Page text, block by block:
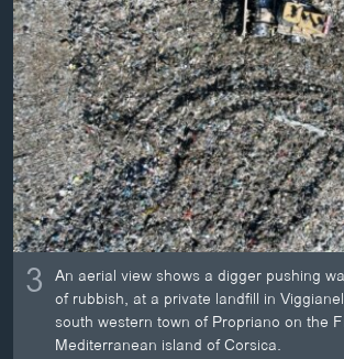
3 An aerial view shows a digger pushing
of rubbish, at a private landfill in
south western town of Propriano on the
Mediterranean island of Corsica.